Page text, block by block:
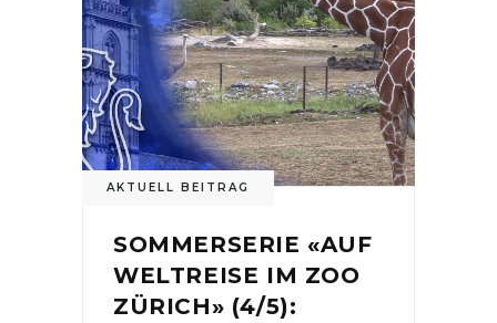
AKTUELL BEITRAG
SOMMERSERIE «AUF
WELTREISE IM ZOO
ZÜRICH» (4/5):